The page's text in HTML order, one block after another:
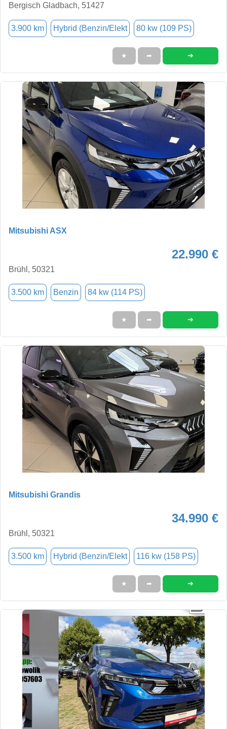
Bergisch Gladbach, 51427
3.900 km Hybrid (Benzin/Elekt 80 kw (109 PS)
★ ➦ ➜
Mitsubishi ASX
22.990 €
Brühl, 50321
3.500 km Benzin 84 kw (114 PS)
★ ➦ ➜
Mitsubishi Grandis
34.990 €
Brühl, 50321
3.500 km Hybrid (Benzin/Elekt 116 kw (158 PS)
★ ➦ ➜